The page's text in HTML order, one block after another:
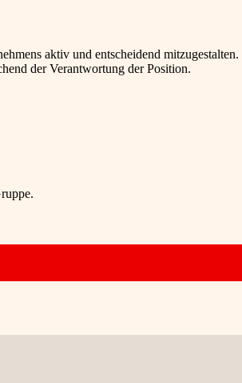
aktiv und entscheidend mitzugestalten.
der Verantwortung der Position.